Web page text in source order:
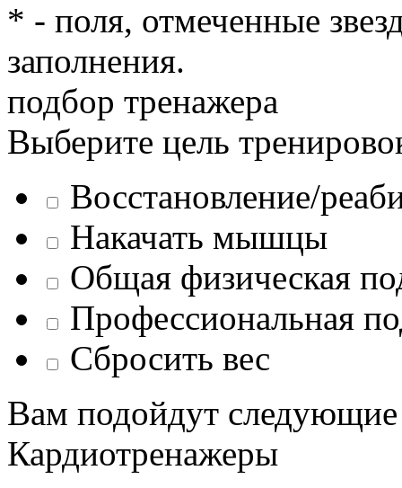
* - поля, отмеченные
заполнения.
подбор тренажера
Выберите цель
Восстановление/
Накачать мышцы
Общая физическая
Профессиональная
Сбросить вес
Вам подойдут
Кардиотренажеры